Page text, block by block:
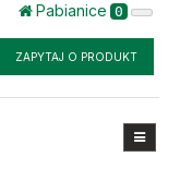
Pabianice 0
ZAPYTAJ O PRODUKT